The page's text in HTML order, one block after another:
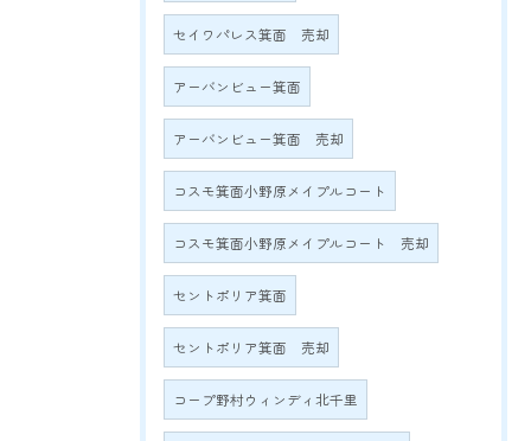
セイワパレス箕面 売却
アーバンビュー箕面
アーバンビュー箕面 売却
コスモ箕面小野原メイプルコート
コスモ箕面小野原メイプルコート 売却
セントポリア箕面
セントポリア箕面 売却
コープ野村ウィンディ北千里